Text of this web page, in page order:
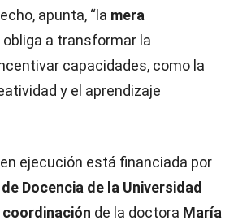
apunta, “la mera
obliga a transformar la
capacidades, como la
y el aprendizaje
ejecución está financiada por
Docencia de la Universidad
coordinación de la doctora María